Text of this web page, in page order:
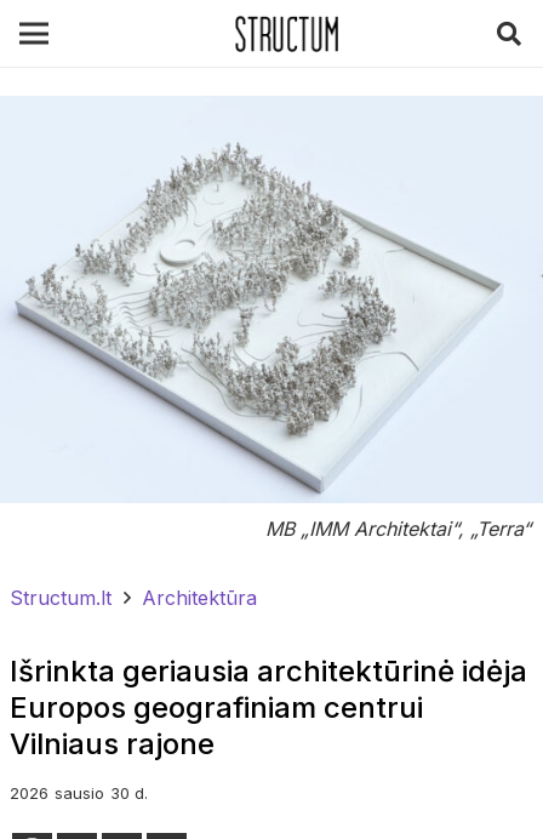
MB „IMM Architektai“, „Terra“
Structum.lt Architektūra
Išrinkta geriausia architektūrinė idėja
Europos geografiniam centrui
Vilniaus rajone
2026 sausio 30 d.